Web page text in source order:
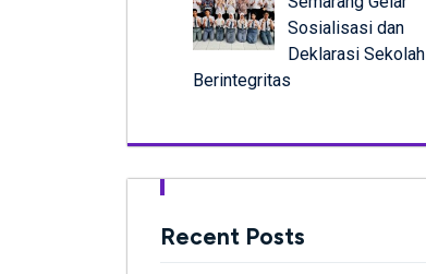
Sosialisasi dan
Deklarasi Sekolah
Berintegritas
Recent Posts